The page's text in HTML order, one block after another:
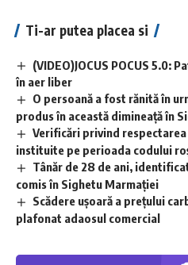
Ti-ar putea placea si
(VIDEO)JOCUS POCUS 5.0:
în aer liber
O persoană a fost rănită în
produs în această dimineață în
Verificări privind
instituite pe perioada codului
Tânăr de 28 de ani,
comis în Sighetu Marmației
Scădere ușoară a prețului
plafonat adaosul comercial